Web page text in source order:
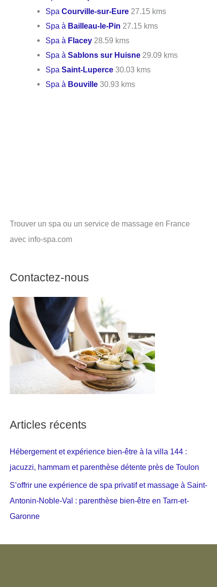
SpaCourville-sur-Eure 27.15 kms
Spa à Bailleau-le-Pin 27.15 kms
Spa à Flacey 28.59 kms
Spa àSablons sur Huisne 29.09 kms
SpaSaint-Luperce 30.03 kms
Spa à Bouville 30.93 kms
Trouver un spa ou un service de massage en France
avec info-spa.com
Contactez-nous
Articles récents
Hébergement et expérience bien-être à la villa 144 :
jacuzzi, hammam et parenthèse détente près de Toulon
S’offrir une expérience de spa privatif et massage à Saint-
Antonin-Noble-Val : parenthèse bien-être en Tarn-et-
Garonne